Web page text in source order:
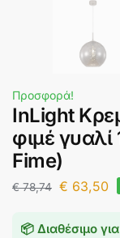
Προσφορά!
InLight
φιμέ
Fime)
€78,74 € 63,50
📦 Διαθέσιμο